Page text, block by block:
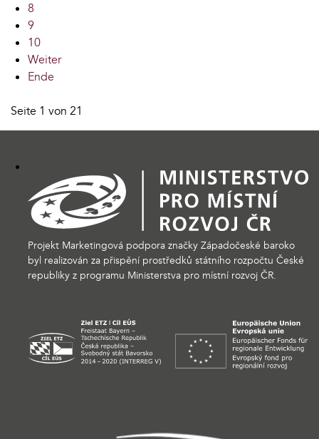
8
9
10
Weiter
Ende
Seite 1 von 21
Projekt Marketingová podpora značky Západočeské baroko
byl realizován za přispění prostředků státního rozpočtu České
republiky z programu Ministerstva pro místní rozvoj ČR.